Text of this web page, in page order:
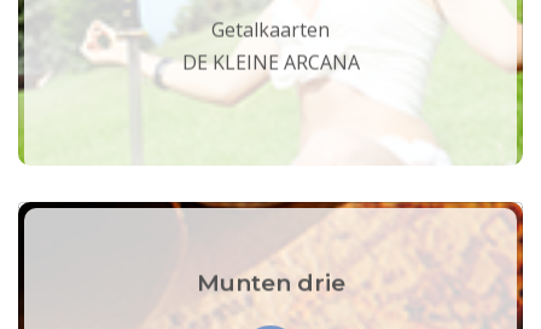
Getalkaarten
DE KLEINE ARCANA
Munten drie